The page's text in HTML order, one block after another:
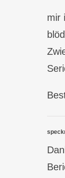
mir